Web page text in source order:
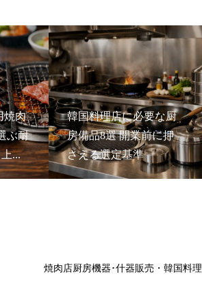
焼肉
ぶ耐
...
韓国料理店に必要な厨
房備品8選 開業前に押
さえる選定基準
焼肉店厨房機器･什器販売・韓国料